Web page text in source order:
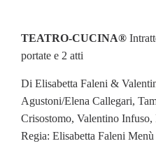
TEATRO-CUCINA®
portate e 2 atti
Di Elisabetta Faleni &
Agustoni/Elena Callegari,
Crisostomo, Valentino
Regia: Elisabetta Faleni